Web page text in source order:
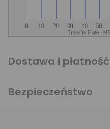
Dostawa i płatność
Bezpieczeństwo